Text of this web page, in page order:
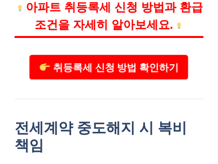
아파트 취등록세 신청 방법과 환급
조건을 자세히 알아보세요.
취등록세 신청 방법 확인하기
전세계약 중도해지 시 복비
책임